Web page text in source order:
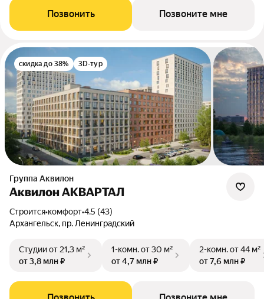
Позвонить Позвоните мне
скидка до 38% 3D-тур
Группа Аквилон
Аквилон АКВАРТАЛ
Строится•комфорт•4.5 (43)
Архангельск, пр. Ленинградский
Студииот 21,3 м²
от 3,8 млн ₽
1-комн.от 30 м²
от 4,7 млн ₽
2-комн.от 44 м²
от 7,6 млн ₽